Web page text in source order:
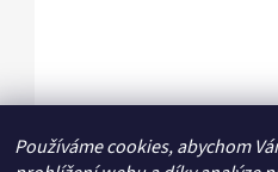
Používáme cookies, abychom